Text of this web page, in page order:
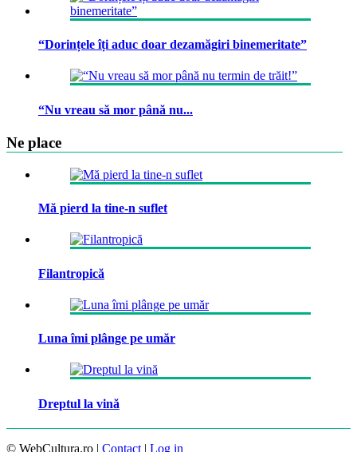
“Dorințele îți aduc doar dezamăgiri binemeritate”
“Nu vreau să mor până nu...
Ne place
Mă pierd la tine-n suflet
Filantropică
Luna îmi plânge pe umăr
Dreptul la vină
© WebCultura.ro | Contact | Log in